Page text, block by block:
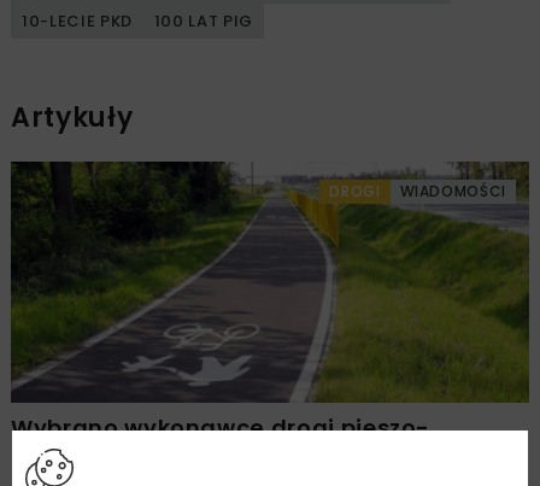
10-LECIE PKD
100 LAT PIG
Artykuły
DROGI WIADOMOŚCI
Wybrano wykonawcę drogi pieszo-
rowerowej w Tarnowie